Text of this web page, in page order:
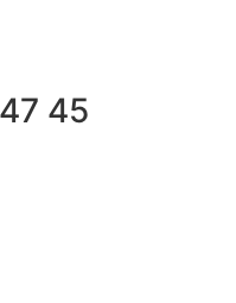
45